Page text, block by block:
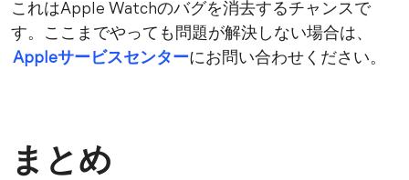
これはApple Watchのバグを消去するチャンスで
す。ここまでやっても問題が解決しない場合は、
Appleサービスセンターにお問い合わせください。
まとめ